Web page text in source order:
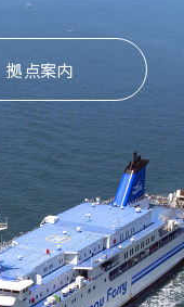
拠点案内